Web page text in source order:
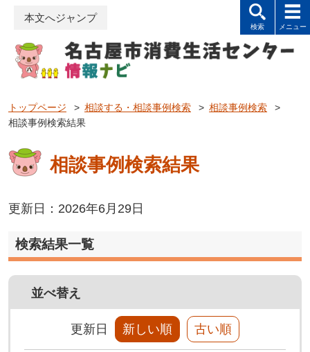
本文へジャンプ
トップページ > 相談する・相談事例検索 > 相談事例検索
>
相談事例検索結果
相談事例検索結果
更新日：2026年6月29日
検索結果一覧
並べ替え
更新日 新しい順 古い順